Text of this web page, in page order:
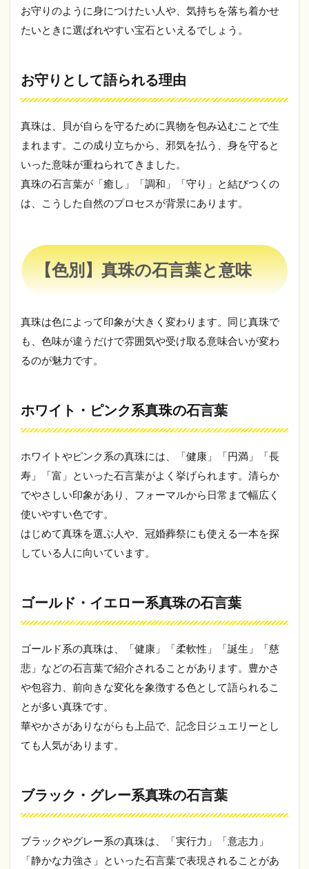
ッ
グレ
の石
言葉
真珠
言葉
は怖
い？
誤解
され
由
4.1
「涙」
結びつ
いたイ
メージ
の背景
珠
な
種
類
と
特
徴
5.1
アコ
5.2
5.3
黒蝶
真珠
5.4
淡水
真珠
以
月
誕
お守りのように身につけたい人や、気持ちを落ち着かせ
たいときに選ばれやすい宝石といえるでしょう。
お守りとして語られる理由
真珠は、貝が自らを守るために異物を包み込むことで生
まれます。この成り立ちから、邪気を払う、身を守ると
いった意味が重ねられてきました。
真珠の石言葉が「癒し」「調和」「守り」と結びつくの
は、こうした自然のプロセスが背景にあります。
【色別】真珠の石言葉と意味
真珠は色によって印象が大きく変わります。同じ真珠で
も、色味が違うだけで雰囲気や受け取る意味合いが変わ
るのが魅力です。
ホワイト・ピンク系真珠の石言葉
ホワイトやピンク系の真珠には、「健康」「円満」「長
寿」「富」といった石言葉がよく挙げられます。清らか
でやさしい印象があり、フォーマルから日常まで幅広く
使いやすい色です。
はじめて真珠を選ぶ人や、冠婚葬祭にも使える一本を探
している人に向いています。
ゴールド・イエロー系真珠の石言葉
ゴールド系の真珠は、「健康」「柔軟性」「誕生」「慈
悲」などの石言葉で紹介されることがあります。豊かさ
や包容力、前向きな変化を象徴する色として語られるこ
とが多い真珠です。
華やかさがありながらも上品で、記念日ジュエリーとし
ても人気があります。
ブラック・グレー系真珠の石言葉
ブラックやグレー系の真珠は、「実行力」「意志力」
「静かな力強さ」といった石言葉で表現されることがあ